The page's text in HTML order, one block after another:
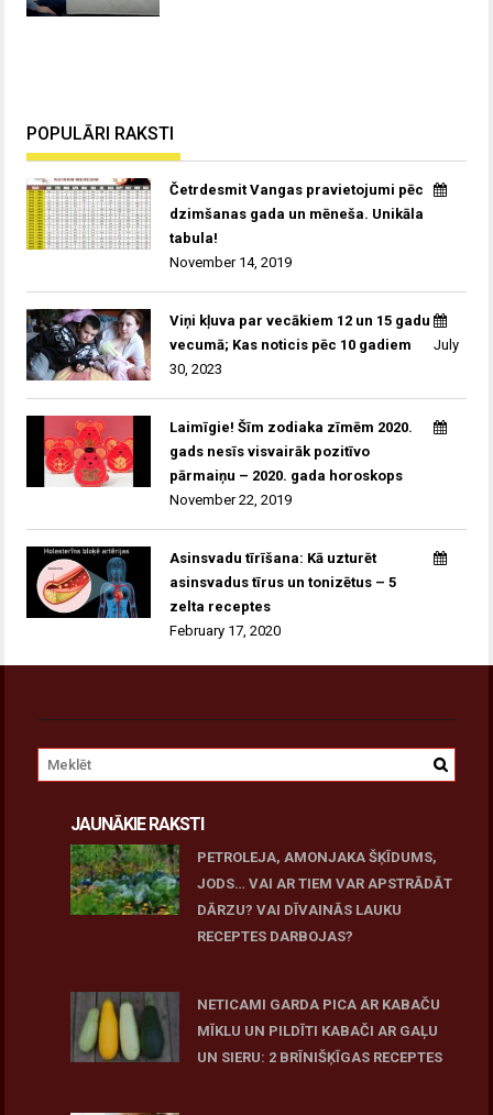
POPULĀRI RAKSTI
Četrdesmit Vangas pravietojumi pēc
dzimšanas gada un mēneša. Unikāla
tabula!
November 14, 2019
Viņi kļuva par vecākiem 12 un 15 gadu
vecumā; Kas noticis pēc 10 gadiem
July
30, 2023
Laimīgie! Šīm zodiaka zīmēm 2020.
gads nesīs visvairāk pozitīvo
pārmaiņu – 2020. gada horoskops
November 22, 2019
Asinsvadu tīrīšana: Kā uzturēt
asinsvadus tīrus un tonizētus – 5
zelta receptes
February 17, 2020
JAUNĀKIE RAKSTI
PETROLEJA, AMONJAKA ŠĶĪDUMS,
JODS… VAI AR TIEM VAR APSTRĀDĀT
DĀRZU? VAI DĪVAINĀS LAUKU
RECEPTES DARBOJAS?
NETICAMI GARDA PICA AR KABAČU
MĪKLU UN PILDĪTI KABAČI AR GAĻU
UN SIERU: 2 BRĪNIŠĶĪGAS RECEPTES